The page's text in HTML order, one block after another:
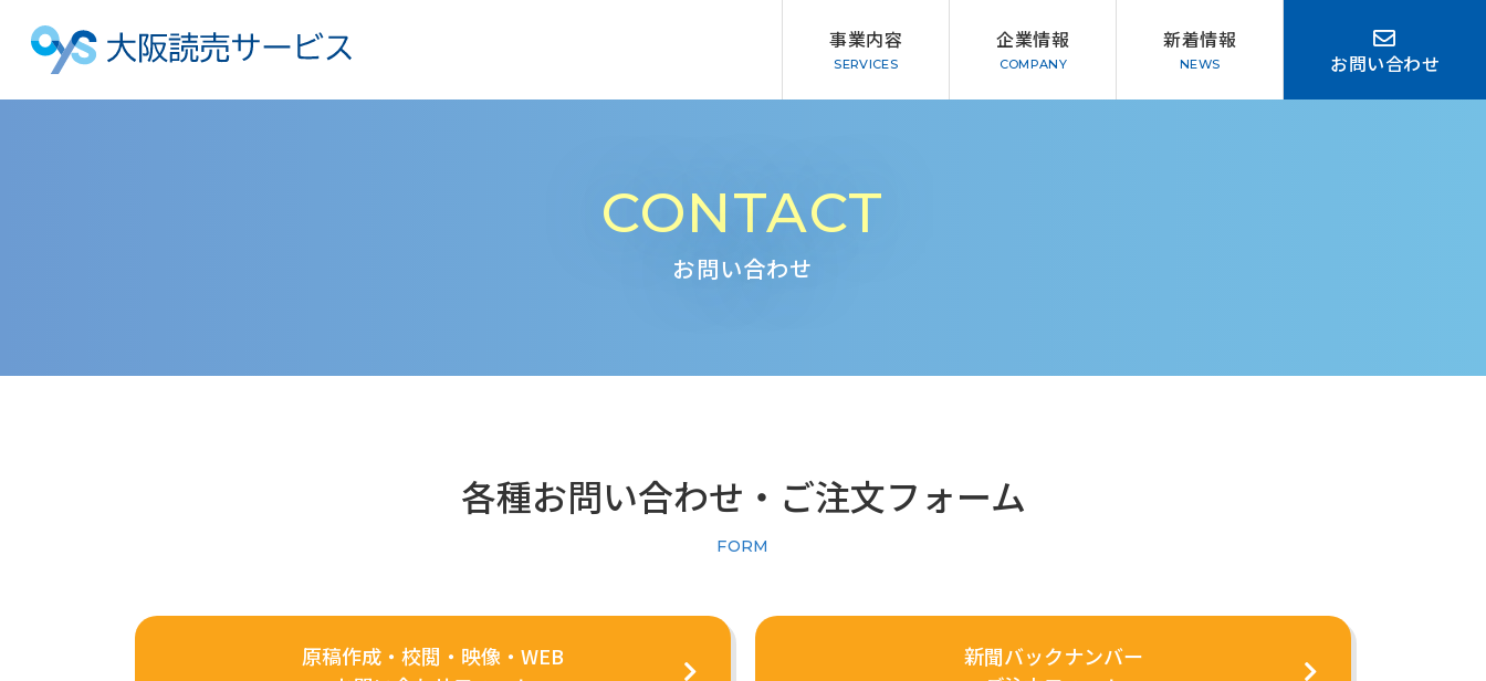
事業内容
カルチャー講座
バックナンバー・新聞掲載写真
企業情報
新着情報
お問い合わせ
CONTACT
お問い合わせ
各種お問い合わせ・ ご注文フォーム
FORM
原稿作成・校閲・映像・WEB
新聞バックナンバー